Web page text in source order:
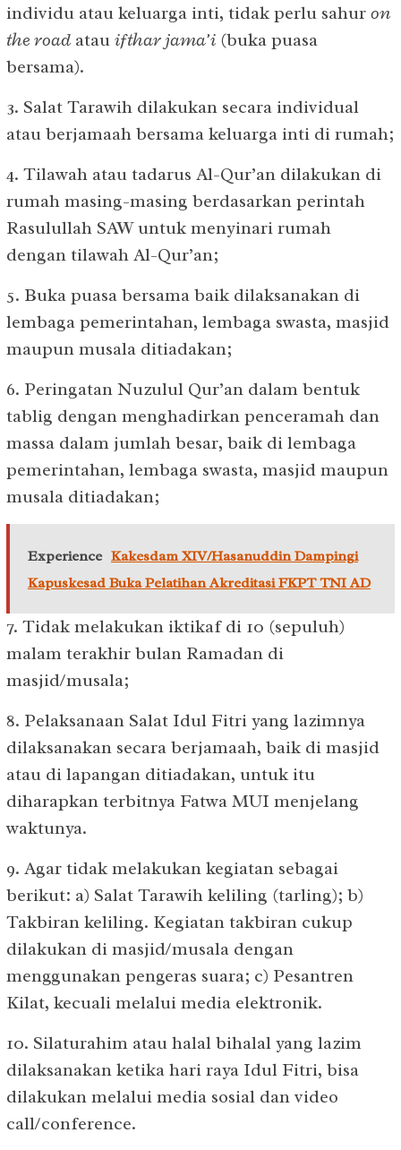
individu atau keluarga inti, tidak perlu sahur on
the roadatau ifthar jama’i (buka puasa
bersama).
3. Salat Tarawih dilakukan secara individual
atau berjamaah bersama keluarga inti di rumah;
4. Tilawah atau tadarus Al-Qur’an dilakukan di
rumah masing-masing berdasarkan perintah
Rasulullah SAW untuk menyinari rumah
dengan tilawah Al-Qur’an;
5. Buka puasa bersama baik dilaksanakan di
lembaga pemerintahan, lembaga swasta, masjid
maupun musala ditiadakan;
6. Peringatan Nuzulul Qur’an dalam bentuk
tablig dengan menghadirkan penceramah dan
massa dalam jumlah besar, baik di lembaga
pemerintahan, lembaga swasta, masjid maupun
musala ditiadakan;
Experience Kakesdam XIV/Hasanuddin Dampingi
Kapuskesad Buka Pelatihan Akreditasi FKPT TNI AD
7. Tidak melakukan iktikaf di 10 (sepuluh)
malam terakhir bulan Ramadan di
masjid/musala;
8. Pelaksanaan Salat Idul Fitri yang lazimnya
dilaksanakan secara berjamaah, baik di masjid
atau di lapangan ditiadakan, untuk itu
diharapkan terbitnya Fatwa MUI menjelang
waktunya.
9. Agar tidak melakukan kegiatan sebagai
berikut: a) Salat Tarawih keliling (tarling); b)
Takbiran keliling. Kegiatan takbiran cukup
dilakukan di masjid/musala dengan
menggunakan pengeras suara; c) Pesantren
Kilat, kecuali melalui media elektronik.
10. Silaturahim atau halal bihalal yang lazim
dilaksanakan ketika hari raya Idul Fitri, bisa
dilakukan melalui media sosial dan video
call/conference.